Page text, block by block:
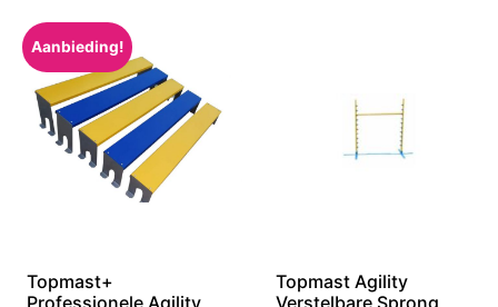
Aanbieding!
Topmast+
Topmast Agility